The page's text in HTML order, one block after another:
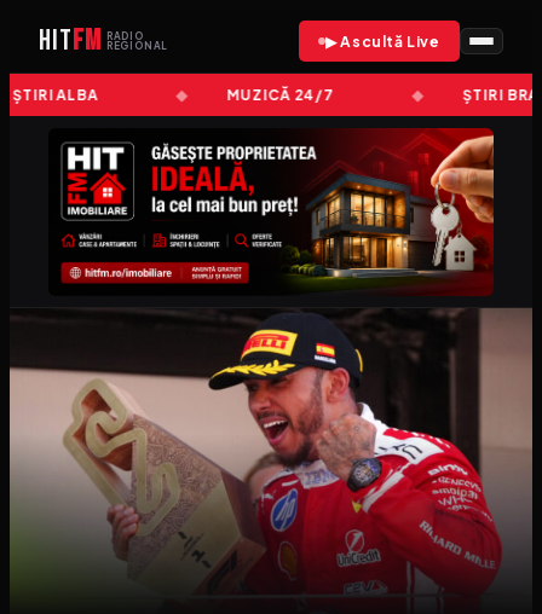
HITFM
RADIO
REGIONAL
▶ Ascultă Live
ȘTIRI ALBA MUZICĂ 24/7 ȘTIRI